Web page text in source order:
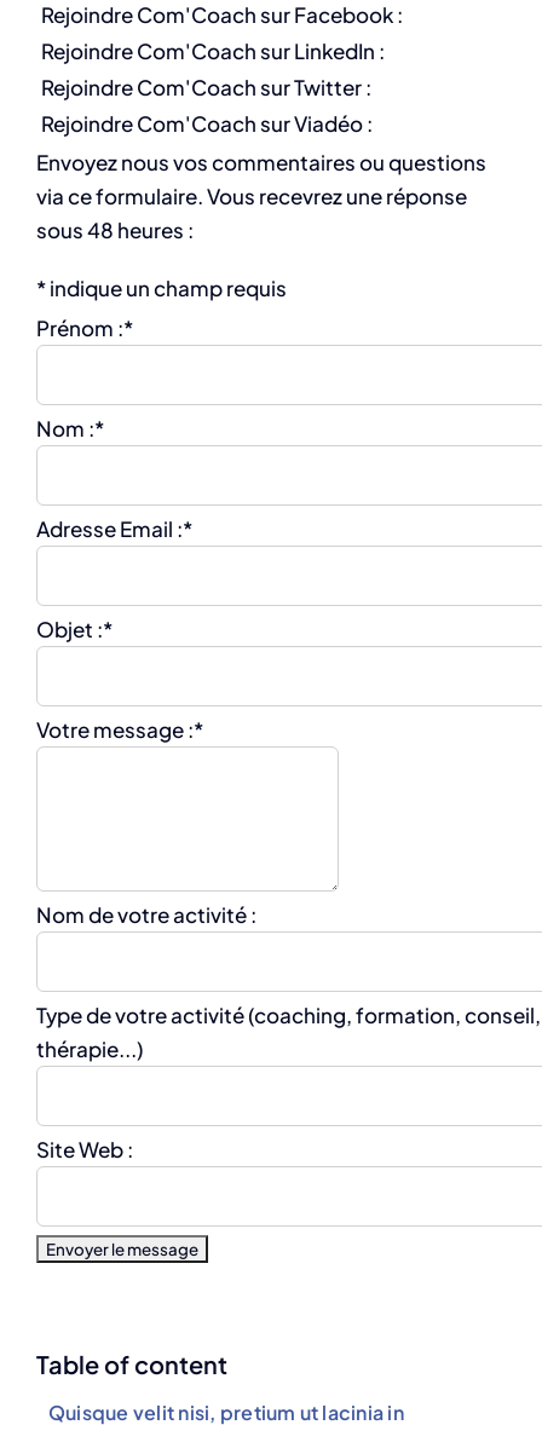
Rejoindre Com'Coach sur Facebook :
Rejoindre Com'Coach sur LinkedIn :
Rejoindre Com'Coach sur Twitter :
Rejoindre Com'Coach sur Viadéo :
Envoyez nous vos commentaires ou questions
via ce formulaire. Vous recevrez une réponse
sous 48 heures :
*indique un champ requis
Prénom :*
Nom :*
Adresse Email :*
Objet :*
Votre message :*
Nom de votre activité :
Type de votre activité (coaching, formation, conseil,
thérapie...)
Site Web :
Table of content
Quisque velit nisi, pretium ut lacinia in